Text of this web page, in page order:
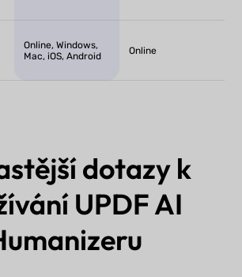
Online, Windows,
Mac, iOS, Android
Online
dotazy k
UPDF AI